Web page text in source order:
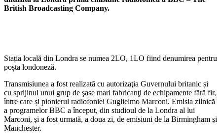
British Broadcasting Company.
Stația locală din Londra se numea 2LO, 1LO fiind denumirea pentru
poșta londoneză.
Transmisiunea a fost realizată cu autorizaţia Guvernului britanic și
cu sprijinul unui grup de şase mari fabricanţi de echipamente fără fir,
între care și pionierul radiofoniei Guglielmo Marconi. Emisia zilnică
a programelor BBC a început, din studioul de la Londra al lui
Marconi, şi a fost urmată, a doua zi, de emisiuni de la Birmingham şi
Manchester.